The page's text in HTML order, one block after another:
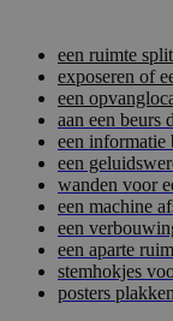
een ruimte
exposeren of
een
aan een beurs
een informatie
een
wanden voor
een machine
een
een aparte
stemhokjes
posters